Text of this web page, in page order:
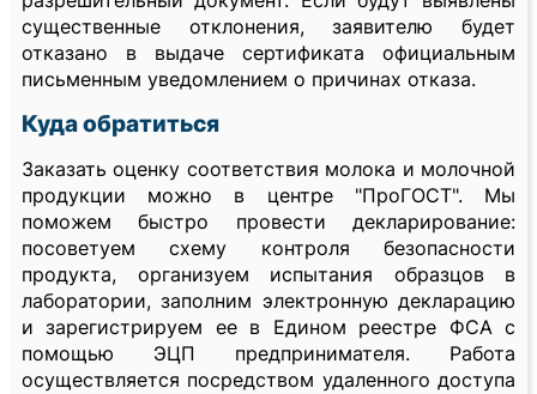
существенные отклонения, заявителю будет
отказано в выдаче сертификата официальным
письменным уведомлением о причинах отказа.
Куда обратиться
Заказать оценку соответствия молока и молочной
продукции можно в центре "ПроГОСТ". Мы
поможем быстро провести декларирование:
посоветуем схему контроля безопасности
продукта, организуем испытания образцов в
лаборатории, заполним электронную декларацию
и зарегистрируем ее в Едином реестре ФСА с
помощью ЭЦП предпринимателя. Работа
осуществляется посредством удаленного доступа